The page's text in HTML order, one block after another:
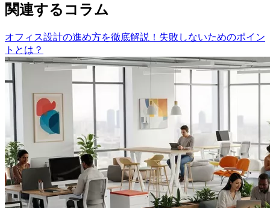
関連するコラム
オフィス設計の進め方を徹底解説！失敗しないためのポイン
トとは？